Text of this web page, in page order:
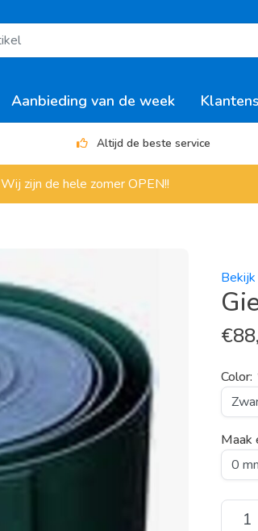
Aanbieding van de week
Altijd de beste service
Wij zijn de hele zomer OPEN!!
€
Color:
Maak